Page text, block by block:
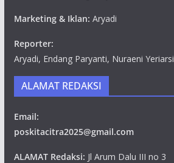
Marketing & Iklan: Aryadi
Reporter:
Aryadi, Endang Paryanti, Nuraeni Yeriarsi
ALAMAT REDAKSI
Email:
poskitacitra2025@gmail.com
ALAMAT Redaksi: Jl Arum Dalu III no 3